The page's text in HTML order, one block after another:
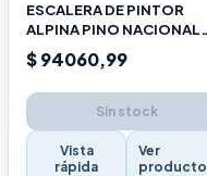
ESCALERA DE PINTOR
ALPINA PINO NACIONAL
2,40M PRO
$ 94060,99
Sin stock
Vista
rápida
Ver
producto